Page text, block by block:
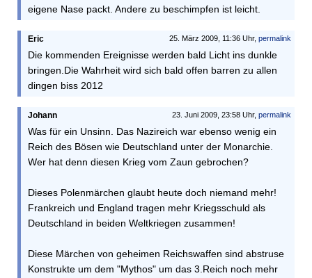
eigene Nase packt. Andere zu beschimpfen ist leicht.
25. März 2009, 11:36 Uhr, permalink
Eric
Die kommenden Ereignisse werden bald Licht ins dunkle
bringen.Die Wahrheit wird sich bald offen barren zu allen
dingen biss 2012
23. Juni 2009, 23:58 Uhr, permalink
Johann
Was für ein Unsinn. Das Nazireich war ebenso wenig ein
Reich des Bösen wie Deutschland unter der Monarchie.
Wer hat denn diesen Krieg vom Zaun gebrochen?
Dieses Polenmärchen glaubt heute doch niemand mehr!
Frankreich und England tragen mehr Kriegsschuld als
Deutschland in beiden Weltkriegen zusammen!
Diese Märchen von geheimen Reichswaffen sind abstruse
Konstrukte um dem "Mythos" um das 3.Reich noch mehr